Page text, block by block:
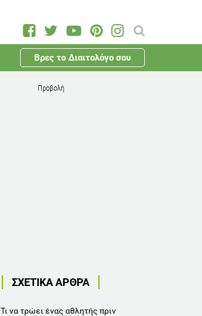
Βρες το Διαιτολόγο σου
Προβολή
ΣΧΕΤΙΚΑ ΑΡΘΡΑ
Τι να τρώει ένας αθλητής πριν